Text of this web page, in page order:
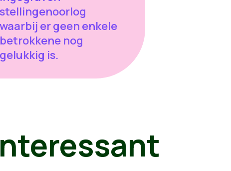
stellingenoorlog
waarbij er geen enkele
betrokkene nog
gelukkig is.